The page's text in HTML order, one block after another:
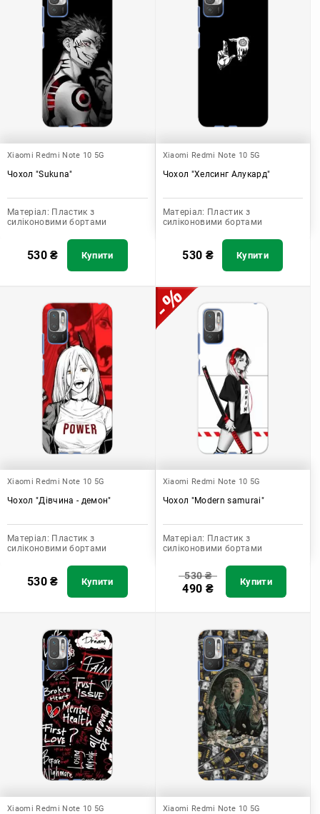
Xiaomi Redmi Note 10 5G
Чохол "Sukuna"
Матеріал: Пластик з
силіконовими бортами
530₴ Купити
Xiaomi Redmi Note 10 5G
Чохол "Хелсинг Алукард"
Матеріал: Пластик з
силіконовими бортами
530 ₴ Купити
Xiaomi Redmi Note 10 5G
Чохол "Дівчина - демон"
Матеріал: Пластик з
силіконовими бортами
530₴ Купити
Xiaomi Redmi Note 10 5G
Чохол "Modern samurai"
Матеріал: Пластик з
силіконовими бортами
530₴
490 ₴ Купити
Xiaomi Redmi Note 10 5G Xiaomi Redmi Note 10 5G